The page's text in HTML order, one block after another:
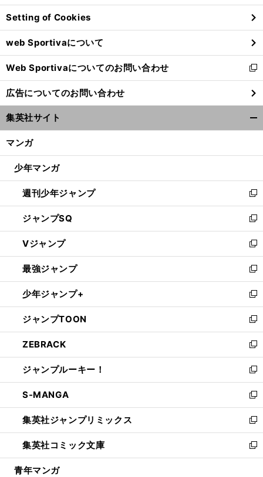
ン
ド
ウ
で
開
く
Setting of Cookies
web Sportivaについて
Web Sportivaについてのお問い合わせ
新
し
い
ウ
ィ
ン
ウ
開
く
広告についてのお問い合わせ
集英社サイト
マンガ
少年マンガ
週刊少年ジャンプ
新
し
い
ウ
ィ
ン
ド
ウ
で
開
く
ジャンプSQ
新
し
い
ウ
ィ
ン
ド
ウ
で
開
く
Vジャンプ
新
し
い
ウ
ィ
ン
ド
ウ
で
開
く
最強ジャンプ
新
し
い
ウ
ィ
ン
ド
ウ
で
開
く
少年ジャンプ+
新
し
い
ウ
ィ
ン
ド
ウ
で
開
く
ジャンプTOON
新
し
い
ウ
ィ
ン
ド
ウ
で
開
く
ZEBRACK
新
し
い
ウ
ィ
ン
ド
ウ
で
開
ジャンプルーキー！
新
し
い
ウ
ィ
ン
ド
ウ
S-MANGA
新
し
い
ウ
ィ
ン
集英社ジャンプリミックス
新
し
い
ウ
集英社コミック文庫
新
し
青年マンガ